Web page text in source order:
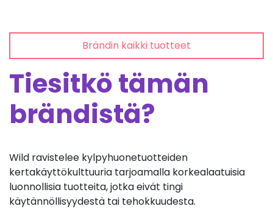
Brändin kaikki tuotteet
Tiesitkö tämän
brändistä?
Wild ravistelee kylpyhuonetuotteiden
kertakäyttökulttuuria tarjoamalla korkealaatuisia
luonnollisia tuotteita, jotka eivät tingi
käytännöllisyydestä tai tehokkuudesta.